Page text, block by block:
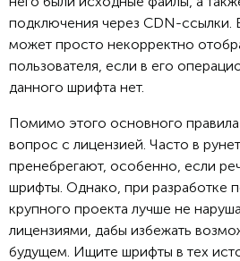
подключения через CDN-ссылки.
может просто некорректно
пользователя, если в его
данного шрифта нет.
Помимо этого основного правила
вопрос с лицензией. Часто в
пренебрегают, особенно, если
шрифты. Однако, при разработке
крупного проекта лучше не
лицензиями, дабы избежать
будущем. Ищите шрифты в тех